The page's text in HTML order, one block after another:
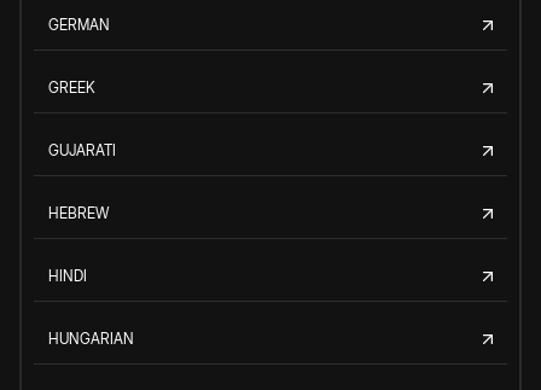
GERMAN
GREEK
GUJARATI
HEBREW
HINDI
HUNGARIAN